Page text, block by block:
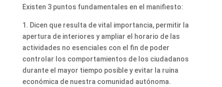
Existen 3 puntos fundamentales en el manifiesto:
1. Dicen que resulta de vital importancia, permitir la
apertura de interiores y ampliar el horario de las
actividades no esenciales con el fin de poder
controlar los comportamientos de los ciudadanos
durante el mayor tiempo posible y evitar la ruina
económica de nuestra comunidad autónoma.